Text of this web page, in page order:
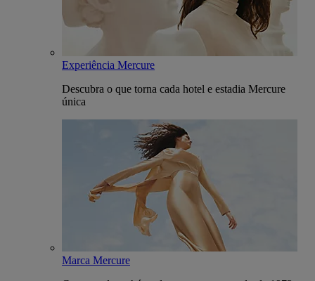
Experiência Mercure
Descubra o que torna cada hotel e estadia Mercure
única
Marca Mercure